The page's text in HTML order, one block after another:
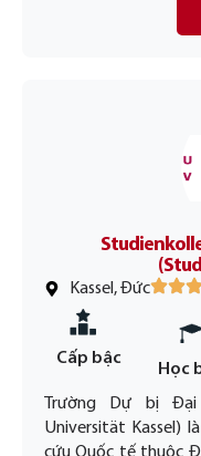
Kassel, Đức
Cấp bậc
Học
Trường Dự bị Đại
Universität Kassel)